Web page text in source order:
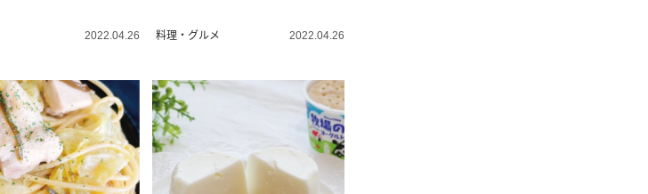
2022.04.26 料理・グルメ 2022.04.26